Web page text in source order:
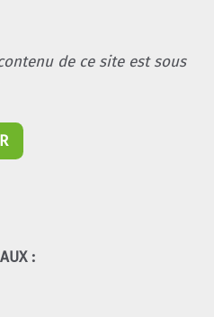
de ce site est sous
: